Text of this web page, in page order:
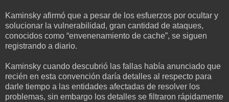
Kaminsky afirmó que a pesar de los esfuerzos por ocultar y
solucionar la vulnerabilidad, gran cantidad de ataques,
conocidos como “envenenamiento de cache”, se siguen
registrando a diario.
Kaminsky cuando descubrió las fallas había anunciado que
recién en esta convención daría detalles al respecto para
darle tiempo a las entidades afectadas de resolver los
problemas, sin embargo los detalles se filtraron rápidamente